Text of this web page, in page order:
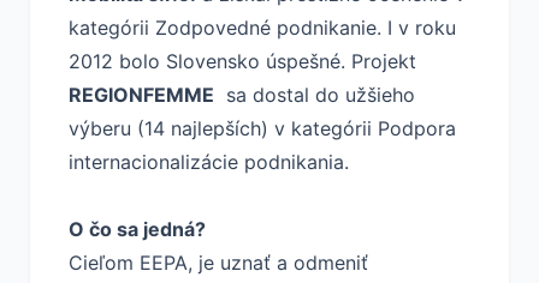
kategórii Zodpovedné podnikanie. I v roku
2012 bolo Slovensko úspešné. Projekt
REGIONFEMME sa dostal do užšieho
výberu (14 najlepších) v kategórii Podpora
internacionalizácie podnikania.
O čo sa jedná?
Cieľom EEPA, je uznať a odmeniť